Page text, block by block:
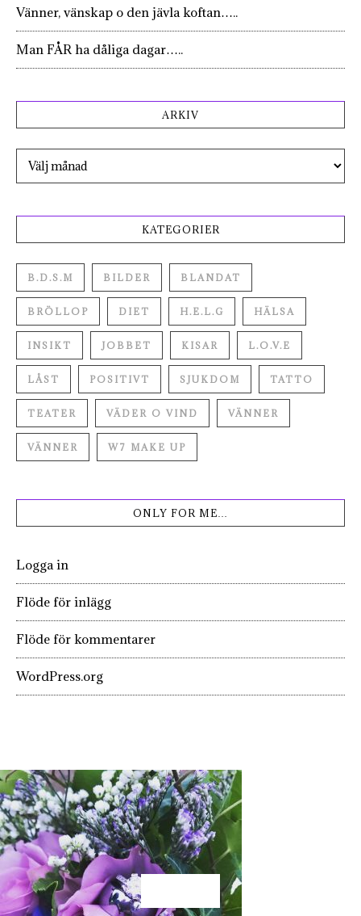
Vänner, vänskap o den jävla koftan…..
Man FÅR ha dåliga dagar…..
ARKIV
Arkiv
KATEGORIER
B.D.S.M BILDER BLANDAT
BRÖLLOP DIET H.E.L.G HÄLSA
INSIKT JOBBET KISAR L.O.V.E
LÅST POSITIVT SJUKDOM TATTO
TEATER VÄDER O VIND VÄNNER
VÄNNER W7 MAKE UP
ONLY FOR ME…
Logga in
Flöde för inlägg
Flöde för kommentarer
WordPress.org